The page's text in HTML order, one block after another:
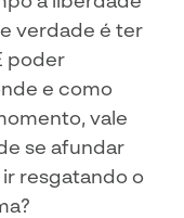
verdade é ter
poder
e como
vale
se afundar
resgatando o